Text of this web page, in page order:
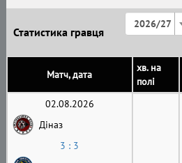
Статистика гравця
2026/27
Матч, дата
хв. на
полі
02.08.2026
Діназ
3 : 3